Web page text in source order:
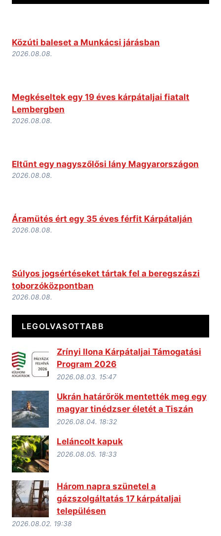
Közúti baleset a Munkácsi járásban
2026.08.08.
Megkéseltek egy 19 éves kárpátaljai fiatalt
Lembergben
2026.08.08.
Eltűnt egy nagyszőlősi lány Magyarországon
2026.08.08.
Áramütés ért egy 35 éves férfit Kárpátalján
2026.08.08.
Súlyos jogsértéseket tártak fel a beregszászi
toborzóközpontban
2026.08.08.
LEGOLVASOTTABB
Zrínyi Ilona Kárpátaljai Támogatási
Program 2026
2026.08.03. 15:47
Ukrán határőrök mentették meg egy
magyar tinédzser életét a Tiszán
2026.08.04. 18:32
Leláncolt kapuk
2026.08.05. 18:33
Három napra szünetel a
gázszolgáltatás 17 kárpátaljai
településen
2026.08.02. 19:38